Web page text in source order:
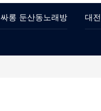
롱 둔산동노래방 대